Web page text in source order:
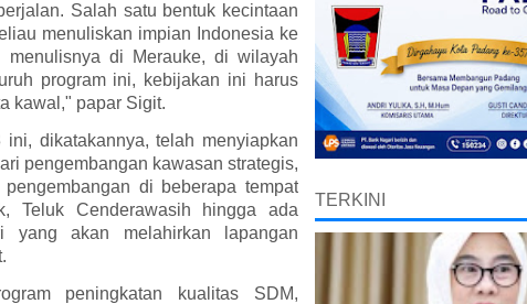
Salah satu bentuk kecintaan
menuliskan impian Indonesia ke
di Merauke, di wilayah
program ini, kebijakan ini harus
kawal," papar Sigit.
dikatakannya, telah menyiapkan
pengembangan kawasan strategis,
di beberapa tempat
Teluk Cenderawasih hingga ada
yang akan melahirkan lapangan
peningkatan kualitas SDM,
TERKINI